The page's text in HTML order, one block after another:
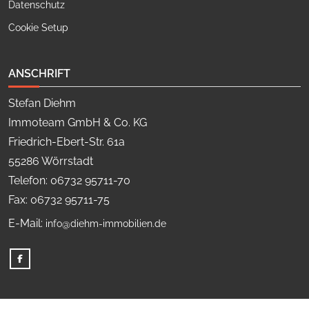
Datenschutz
Cookie Setup
ANSCHRIFT
Stefan Diehm
Immoteam GmbH & Co. KG
Friedrich-Ebert-Str. 61a
55286 Wörrstadt
Telefon: 06732 95711-70
Fax: 06732 95711-75
E-Mail: info@diehm-immobilien.de